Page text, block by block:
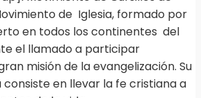
de Iglesia, formado por
en todos los continentes del
el llamado a participar
misión de la evangelización. Su
en llevar la fe cristiana a